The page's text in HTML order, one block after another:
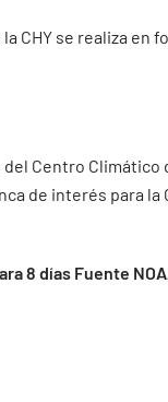
CHY se realiza
Centro Climático
de interés para
8 días Fuente